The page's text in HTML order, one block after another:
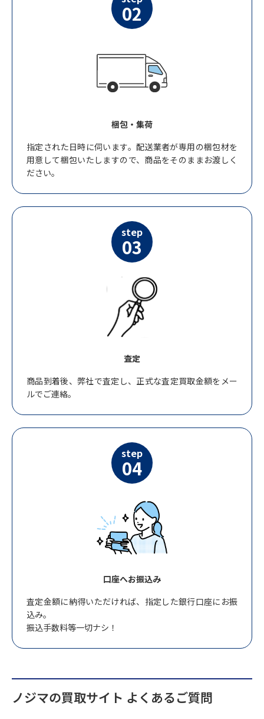
02
梱包・集荷
指定された日時に伺います。配送業者が専用の梱包材を
用意して梱包いたしますので、商品をそのままお渡しく
ださい。
step
03
査定
商品到着後、弊社で査定し、正式な査定買取金額をメー
ルでご連絡。
step
04
口座へお振込み
査定金額に納得いただければ、指定した銀行口座にお振
込み。
振込手数料等一切ナシ！
ノジマの買取サイト よくあるご質問